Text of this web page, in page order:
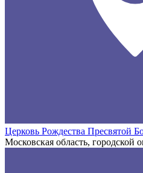
Церковь Рождества Пресвятой
Московская область,